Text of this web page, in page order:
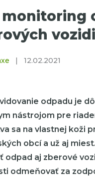
12.02.2021
odpadu je
nástrojom pre
sa na vlastnej koži
obcí a už aj
odpad aj zberové
odmeňovať za